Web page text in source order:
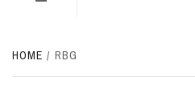
HOME RBG